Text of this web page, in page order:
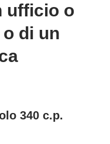
ufficio o
di un
340 c.p.